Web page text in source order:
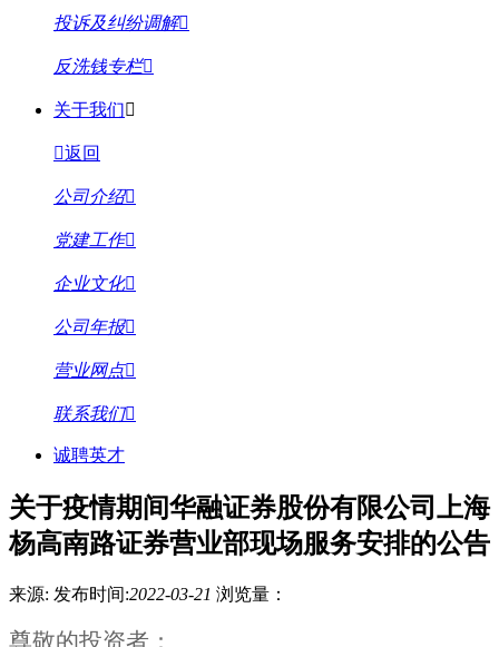
投诉及纠纷调解
反洗钱专栏
关于我们
返回
公司介绍
党建工作
企业文化
公司年报
营业网点
联系我们
诚聘英才
关于疫情期间华融证券股份有限公司上海
杨高南路证券营业部现场服务安排的公告
来源: 发布时间:2022-03-21 浏览量：
尊敬的投资者：